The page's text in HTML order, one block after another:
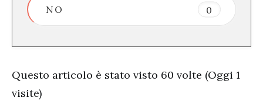
NO 0
Questo articolo è stato visto 60 volte (Oggi 1
visite)